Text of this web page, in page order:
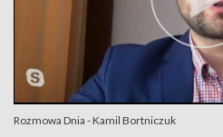
Rozmowa Dnia - Kamil Bortniczuk